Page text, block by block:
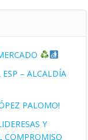
– ALCALDÍA
PALOMO!
Y
COMPROMISO